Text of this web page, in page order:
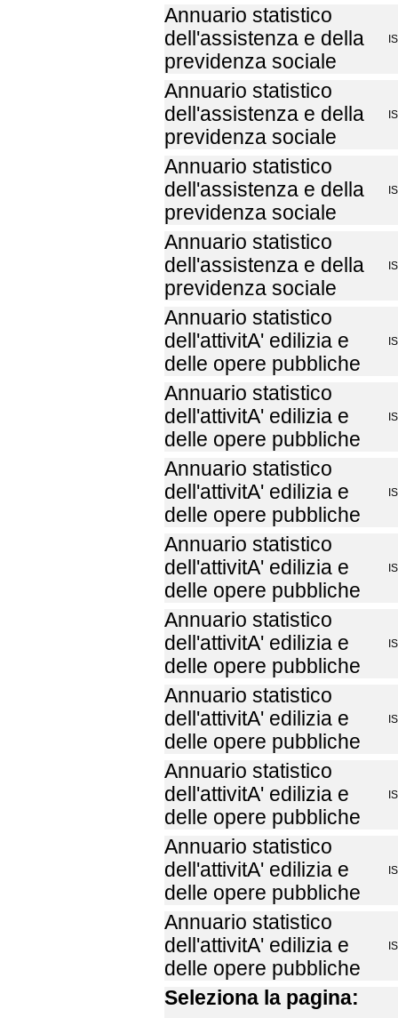
Annuario statistico
dell'assistenza e della
previdenza sociale
Annuario statistico
dell'assistenza e della
previdenza sociale
Annuario statistico
dell'assistenza e della
previdenza sociale
Annuario statistico
dell'assistenza e della
previdenza sociale
Annuario statistico
dell'attivitA' edilizia e
delle opere pubbliche
Annuario statistico
dell'attivitA' edilizia e
delle opere pubbliche
Annuario statistico
dell'attivitA' edilizia e
delle opere pubbliche
Annuario statistico
dell'attivitA' edilizia e
delle opere pubbliche
Annuario statistico
dell'attivitA' edilizia e
delle opere pubbliche
Annuario statistico
dell'attivitA' edilizia e
delle opere pubbliche
Annuario statistico
dell'attivitA' edilizia e
delle opere pubbliche
Annuario statistico
dell'attivitA' edilizia e
delle opere pubbliche
Annuario statistico
dell'attivitA' edilizia e
delle opere pubbliche
Seleziona la pagina: